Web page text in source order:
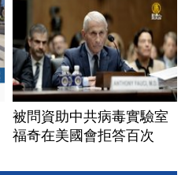
被問資助中共病毒實驗室
福奇在美國會拒答百次